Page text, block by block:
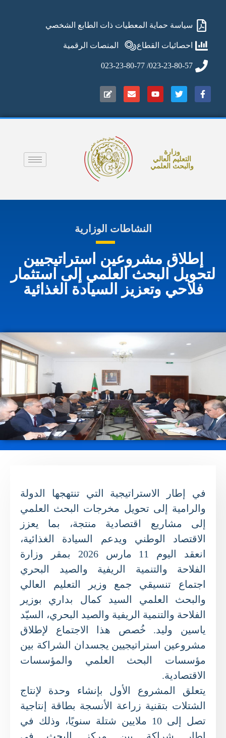
سياسة حماية المعطيات ذات الطابع الشخصي
احصائيات القطاع المنصات الرقمية
023-23-80-57/ 023-23-80-77
وزارة
التعليم العالي
والبحث العلمي
النشاطات الوزارية
إطلاق مشروعين استراتيجيين
لتحويل البحث العلمي إلى استثمار
فلاحي وتعزيز السيادة الغذائية
في إطار الاستراتيجية التي تنتهجها الدولة
والرامية إلى تحويل مخرجات البحث العلمي
إلى مشاريع اقتصادية منتجة، بما يعزز
الاقتصاد الوطني ويدعم السيادة الغذائية،
انعقد اليوم 11 مارس 2026 بمقر وزارة
الفلاحة والتنمية الريفية والصيد البحري
اجتماع تنسيقي جمع وزير التعليم العالي
والبحث العلمي السيد كمال بداري بوزير
الفلاحة والتنمية الريفية والصيد البحري، السيّد
ياسين وليد. خُصص هذا الاجتماع لإطلاق
مشروعين استراتيجيين يجسدان الشراكة بين
مؤسسات البحث العلمي والمؤسسات
الاقتصادية.
يتعلق المشروع الأول بإنشاء وحدة لإنتاج
الشتلات بتقنية زراعة الأنسجة بطاقة إنتاجية
تصل إلى 10 ملايين شتلة سنويًا، وذلك في